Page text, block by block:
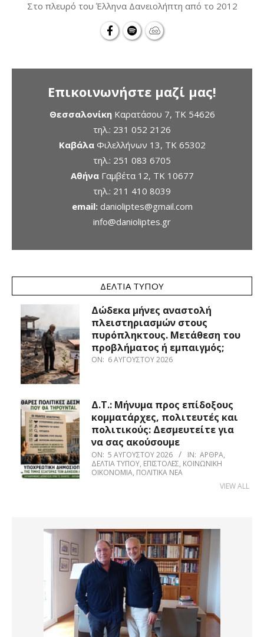
Στο πλευρό του Έλληνα Δανειολήπτη από το 2012
Επικοινωνήστε μαζί μας!
ΘεσσαλονίκηΚαρατάσου 7, TK 54626
τηλ.: 231 052 2126
ΚαβάλαΦιλελλήνων 13, ΤΚ 65302
τηλ.: 251 083 6705
ΑθήναΓαμβέτα 12, ΤΚ 10677
τηλ.: 211 410 8039
email: danioliptes@gmail.com
info@danioliptes.gr
ΔΕΛΤΊΑ ΤΎΠΟΥ
Δώδεκα μήνες αναστολή
πλειστηριασμών στους
πυρόπληκτους. Μετάθεση του
προβλήματος ή εμπαιγμός;
ON: 6 ΑΥΓΟΎΣΤΟΥ 2026
Δ.Τ.: Μήνυμα προς επίδοξους
κομματάρχες, πολιτευτές και
πολιτικούς: Δεσμευτείτε για
να σας ακούσουμε
ON: 5 ΑΥΓΟΎΣΤΟΥ 2026 IN: ΆΡΘΡΑ,
ΔΕΛΤΊΑ ΤΎΠΟΥ, ΕΠΙΣΤΟΛΈΣ, ΚΟΙΝΩΝΙΚΉ
ΟΙΚΟΝΟΜΊΑ, ΠΟΛΙΤΙΚΆ ΝΈΑ
VIEW ALL